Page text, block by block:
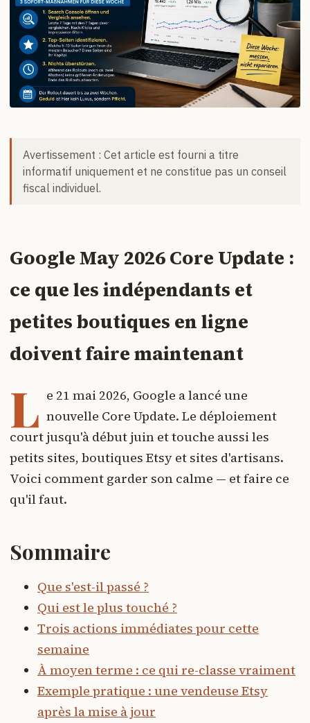
Avertissement : Cet article est fourni a titre
informatif uniquement et ne constitue pas un conseil
fiscal individuel.
Google May 2026 Core Update :
ce que les indépendants et
petites boutiques en ligne
doivent faire maintenant
L e 21 mai 2026, Google a lancé une
nouvelle Core Update. Le déploiement
court jusqu'à début juin et touche aussi les
petits sites, boutiques Etsy et sites d'artisans.
Voici comment garder son calme — et faire ce
qu'il faut.
Sommaire
Que s'est-il passé ?
Qui est le plus touché ?
Trois actions immédiates pour cette
semaine
À moyen terme : ce qui re-classe vraiment
Exemple pratique : une vendeuse Etsy
après la mise à jour